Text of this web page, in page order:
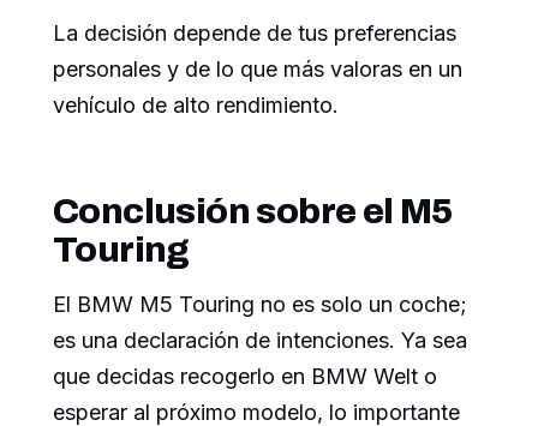
La decisión depende de tus preferencias
personales y de lo que más valoras en un
vehículo de alto rendimiento.
Conclusión sobre el M5
Touring
El BMW M5 Touring no es solo un coche;
es una declaración de intenciones. Ya sea
que decidas recogerlo en BMW Welt o
esperar al próximo modelo, lo importante